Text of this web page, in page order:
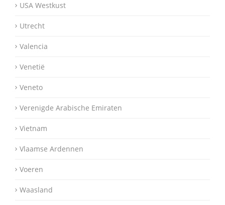
USA Westkust
Utrecht
Valencia
Venetië
Veneto
Verenigde Arabische Emiraten
Vietnam
Vlaamse Ardennen
Voeren
Waasland